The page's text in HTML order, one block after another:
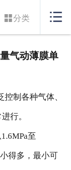
良盛
系列
务支持
我们
分类 
气动薄膜单
制各种气体、
行。
至
得多，最小可